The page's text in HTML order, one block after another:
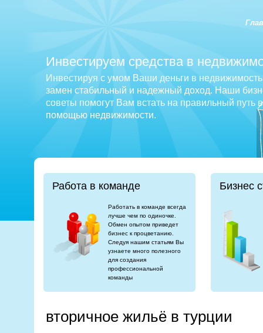
Инвестируем средства в
Инвестируя с умом Ваши деньги в
замен стабильный и надежный доход. Наши
советы помогут Вам встать на правильный путь
помощью недвижимости.
Работа в команде
Работать в команде всегда
лучше чем по одиночке.
Обмен опытом приведет
бизнес к процветанию.
Следуя нашим статьям Вы
узнаете много полезного
для создания
профессиональной
команды
Бизнес
вторичное жильё в турции